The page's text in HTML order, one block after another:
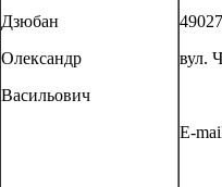
Дзюбан
Олександр
Васильович
вул.
E-